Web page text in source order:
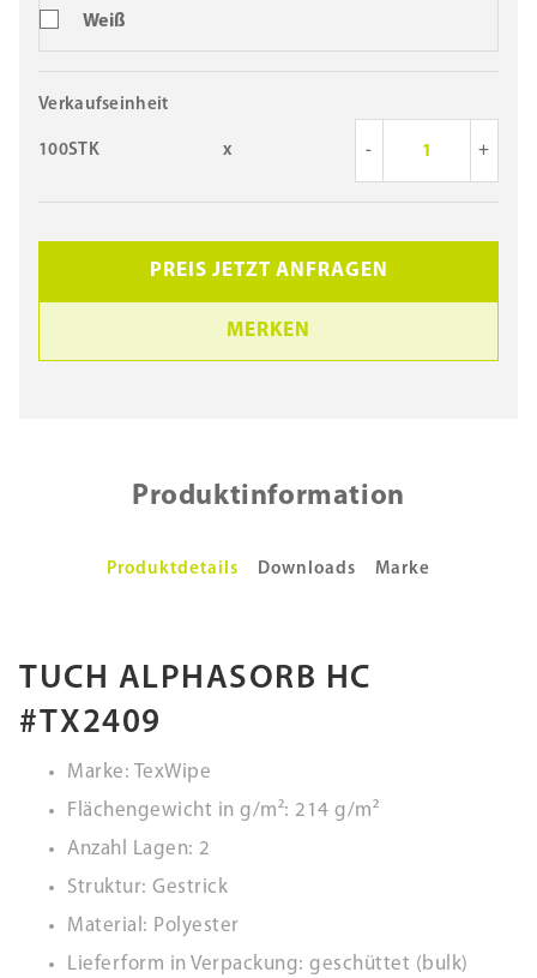
Weiß
Verkaufseinheit
100STK x - +
PREIS JETZT ANFRAGEN
MERKEN
Produktinformation
Produktdetails Downloads Marke
TUCH ALPHASORB HC
#TX2409
Marke: TexWipe
Flächengewicht in g/m²: 214 g/m²
Anzahl Lagen: 2
Struktur: Gestrick
Material: Polyester
Lieferform in Verpackung: geschüttet (bulk)